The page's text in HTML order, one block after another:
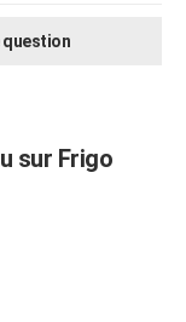
question
sur Frigo